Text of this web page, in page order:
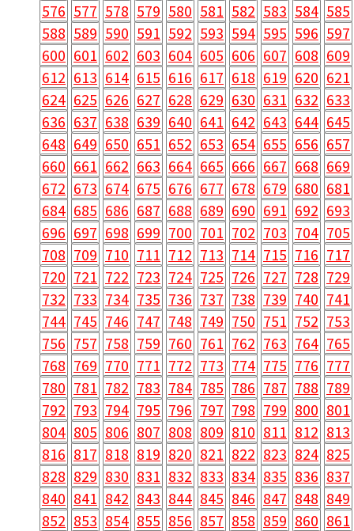
576 577 578 579 580 581 582 583 584 585
588 589 590 591 592 593 594 595 596 597
600 601 602 603 604 605 606 607 608 609
612 613 614 615 616 617 618 619 620 621
624 625 626 627 628 629 630 631 632 633
636 637 638 639 640 641 642 643 644 645
648 649 650 651 652 653 654 655 656 657
660 661 662 663 664 665 666 667 668 669
672 673 674 675 676 677 678 679 680 681
684 685 686 687 688 689 690 691 692 693
696 697 698 699 700 701 702 703 704 705
708 709 710 711 712 713 714 715 716 717
720 721 722 723 724 725 726 727 728 729
732 733 734 735 736 737 738 739 740 741
744 745 746 747 748 749 750 751 752 753
756 757 758 759 760 761 762 763 764 765
768 769 770 771 772 773 774 775 776 777
780 781 782 783 784 785 786 787 788 789
792 793 794 795 796 797 798 799 800 801
804 805 806 807 808 809 810 811 812 813
816 817 818 819 820 821 822 823 824 825
828 829 830 831 832 833 834 835 836 837
840 841 842 843 844 845 846 847 848 849
852 853 854 855 856 857 858 859 860 861